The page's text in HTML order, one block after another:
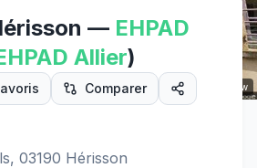
Street View
— EHPAD
Allier)
Comparer
03190 Hérisson